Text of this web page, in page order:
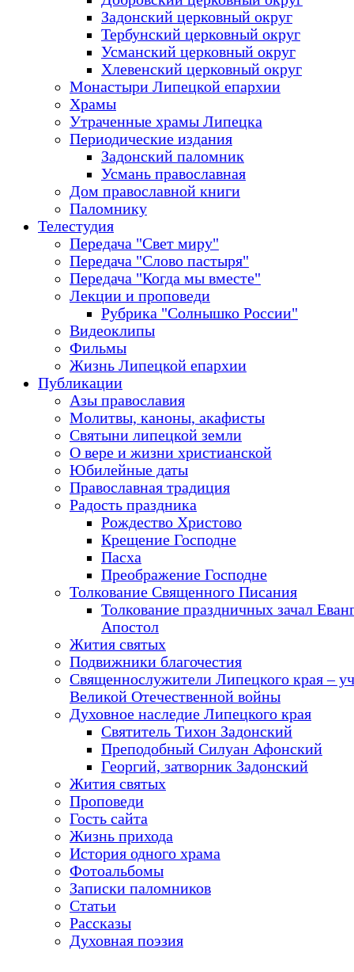
Задонский церковный округ
Тербунский церковный округ
Усманский церковный округ
Хлевенский церковный округ
Монастыри Липецкой епархии
Храмы
Утраченные храмы Липецка
Периодические издания
Задонский паломник
Усмань православная
Дом православной книги
Паломнику
Телестудия
Передача "Свет миру"
Передача "Слово пастыря"
Передача "Когда мы вместе"
Лекции и проповеди
Рубрика "Солнышко России"
Видеоклипы
Фильмы
Жизнь Липецкой епархии
Публикации
Азы православия
Молитвы, каноны, акафисты
Святыни липецкой земли
О вере и жизни христианской
Юбилейные даты
Православная традиция
Радость праздника
Рождество Христово
Крещение Господне
Пасха
Преображение Господне
Толкование Священного Писания
Толкование праздничных зачал
Апостол
Жития святых
Подвижники благочестия
Священнослужители Липецкого края –
Великой Отечественной войны
Духовное наследие Липецкого края
Святитель Тихон Задонский
Преподобный Силуан Афонский
Георгий, затворник Задонский
Жития святых
Проповеди
Гость сайта
Жизнь прихода
История одного храма
Фотоальбомы
Записки паломников
Статьи
Рассказы
Духовная поэзия